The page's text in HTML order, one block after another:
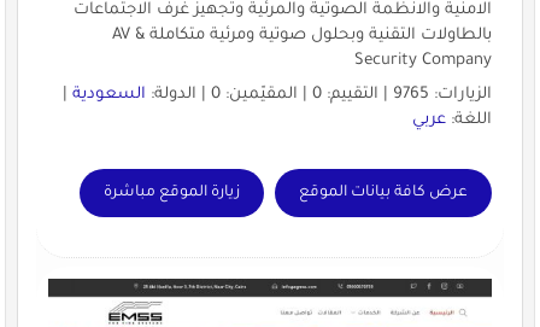
الامنية والانظمة الصوتية والمرئية وتجهيز غرف الاجتماعات
بالطاولات التقنية وبحلول صوتية ومرئية متكاملة AV &
Security Company
الزيارات: 9765 | التقييم: 0 | المقيّمين: 0 | الدولة:
السعودية|
اللغة: عربي
عرض كافة بيانات الموقع زيارة الموقع مباشرة